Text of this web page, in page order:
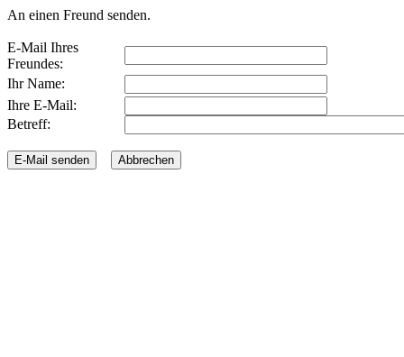
An einen Freund senden.
E-Mail Ihres
Freundes:
Ihr Name:
Ihre E-Mail:
Betreff: